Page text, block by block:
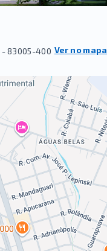
- 83005-400 Ver no mapa